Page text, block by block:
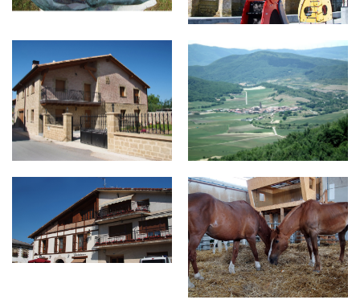
sv11.jpg
za9.jpg